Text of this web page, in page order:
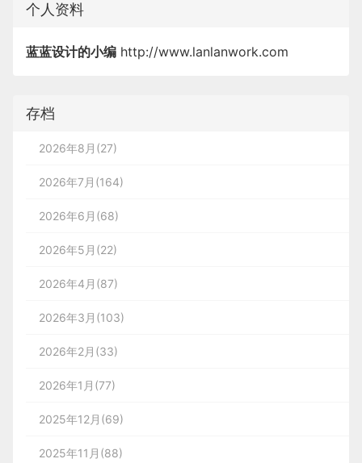
个人资料
蓝蓝设计的小编 http://www.lanlanwork.com
存档
2026年8月(27)
2026年7月(164)
2026年6月(68)
2026年5月(22)
2026年4月(87)
2026年3月(103)
2026年2月(33)
2026年1月(77)
2025年12月(69)
2025年11月(88)